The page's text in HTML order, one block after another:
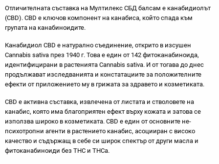
Отличителната съставка на Мултилекс СБД балсам е канабидиолът
(CBD). CBD е ключов компонент на канабиса, който спада към
групата на канабиноидите.
Канабидиол CBD е натурално съединение, открито в изсушен
Cannabis sativa през 1940 г. Това е един от 142 фитоканабиноида,
идентифицирани в растенията Cannabis sativa. И от тогава до днес
продължават изследванията и констатациите за положителните
ефекти от приложението му в грижата за здравето и козметиката.
CBD е активна съставка, извлечена от листата и стволовете на
канабис, която има благоприятен ефект върху кожата и затова се
използва широко в козметиката. CBD е един от основните не-
психотропни агенти в растението канабис, асоцииран с високо
качество и съдържащ в себе си широк спектър от други масла и
фитоканабиноиди без THC и THCa.